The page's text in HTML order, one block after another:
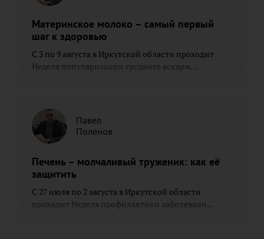
Материнское молоко – самый первый
шаг к здоровью
С 3 по 9 августа в Иркутской области проходит
Неделя популяризации грудного вскарм...
Павел
Поленов
Печень – молчаливый труженик: как её
защитить
С 27 июля по 2 августа в Иркутской области
проходит Неделя профилактики заболевани...